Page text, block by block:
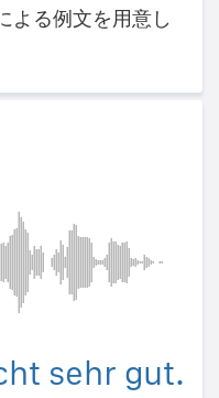
よる例文を用意し
sehr gut.